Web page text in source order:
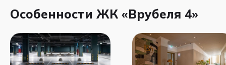
Особенности ЖК «Врубеля 4»